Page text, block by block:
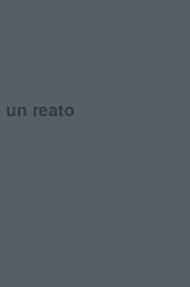
un reato